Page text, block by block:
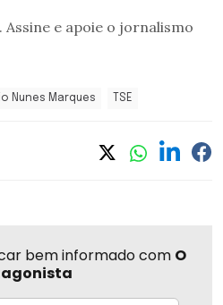
. Assine e apoie o jornalismo
Nunes Marques TSE
bem informado com O